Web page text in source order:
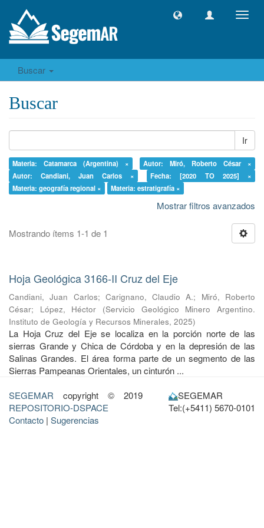
Buscar
Buscar
Ir
Materia: Catamarca (Argentina) ×
Autor: Miró, Roberto César ×
Autor: Candiani, Juan Carlos ×
Fecha: [2020 TO 2025] ×
Materia: geografía regional ×
Materia: estratigrafía ×
Mostrar filtros avanzados
Mostrando ítems 1-1 de 1
Hoja Geológica 3166-II Cruz del Eje
Candiani, Juan Carlos; Carignano, Claudio A.; Miró, Roberto
César; López, Héctor (Servicio Geológico Minero Argentino.
Instituto de Geología y Recursos Minerales, 2025)
La Hoja Cruz del Eje se localiza en la porción norte de las
sierras Grande y Chica de Córdoba y en la depresión de las
Salinas Grandes. El área forma parte de un segmento de las
Sierras Pampeanas Orientales, un cinturón ...
SEGEMAR copyright © 2019
REPOSITORIO-DSPACE
Contacto | Sugerencias
SEGEMAR
Tel:(+5411) 5670-0101